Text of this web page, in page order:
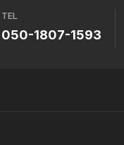
TEL
050-1807-1593